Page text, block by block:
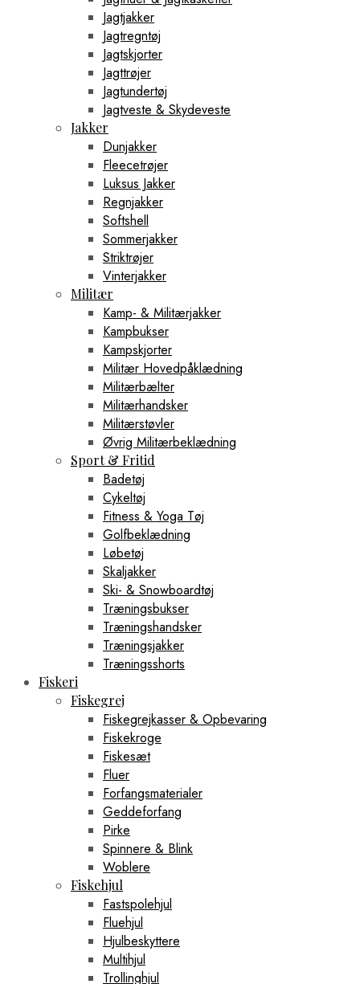
Jagtjakker
Jagtregntøj
Jagtskjorter
Jagttrøjer
Jagtundertøj
Jagtveste & Skydeveste
Jakker
Dunjakker
Fleecetrøjer
Luksus Jakker
Regnjakker
Softshell
Sommerjakker
Striktrøjer
Vinterjakker
Militær
Kamp- & Militærjakker
Kampbukser
Kampskjorter
Militær Hovedpåklædning
Militærbælter
Militærhandsker
Militærstøvler
Øvrig Militærbeklædning
Sport & Fritid
Badetøj
Cykeltøj
Fitness & Yoga Tøj
Golfbeklædning
Løbetøj
Skaljakker
Ski- & Snowboardtøj
Træningsbukser
Træningshandsker
Træningsjakker
Træningsshorts
Fiskeri
Fiskegrej
Fiskegrejkasser & Opbevaring
Fiskekroge
Fiskesæt
Fluer
Forfangsmaterialer
Geddeforfang
Pirke
Spinnere & Blink
Woblere
Fiskehjul
Fastspolehjul
Fluehjul
Hjulbeskyttere
Multihjul
Trollinghjul